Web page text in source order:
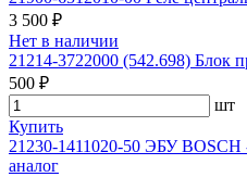
3 500 ₽
Нет в наличии
21214-3722000 (542.698) Блок
500 ₽
шт
Купить
21230-1411020-50 ЭБУ BOSCH
аналог